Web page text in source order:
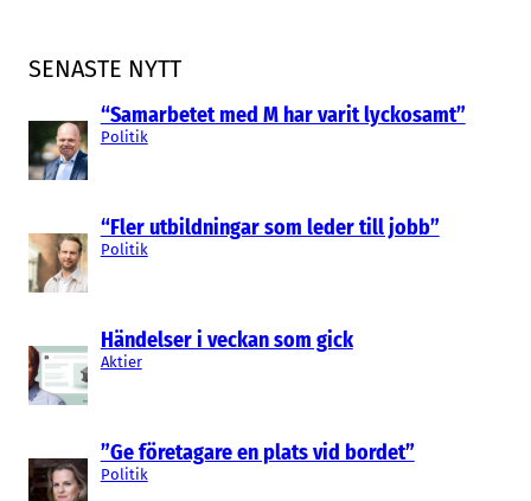
SENASTE NYTT
“Samarbetet med M har varit lyckosamt”
Politik
“Fler utbildningar som leder till jobb”
Politik
Händelser i veckan som gick
Aktier
”Ge företagare en plats vid bordet”
Politik